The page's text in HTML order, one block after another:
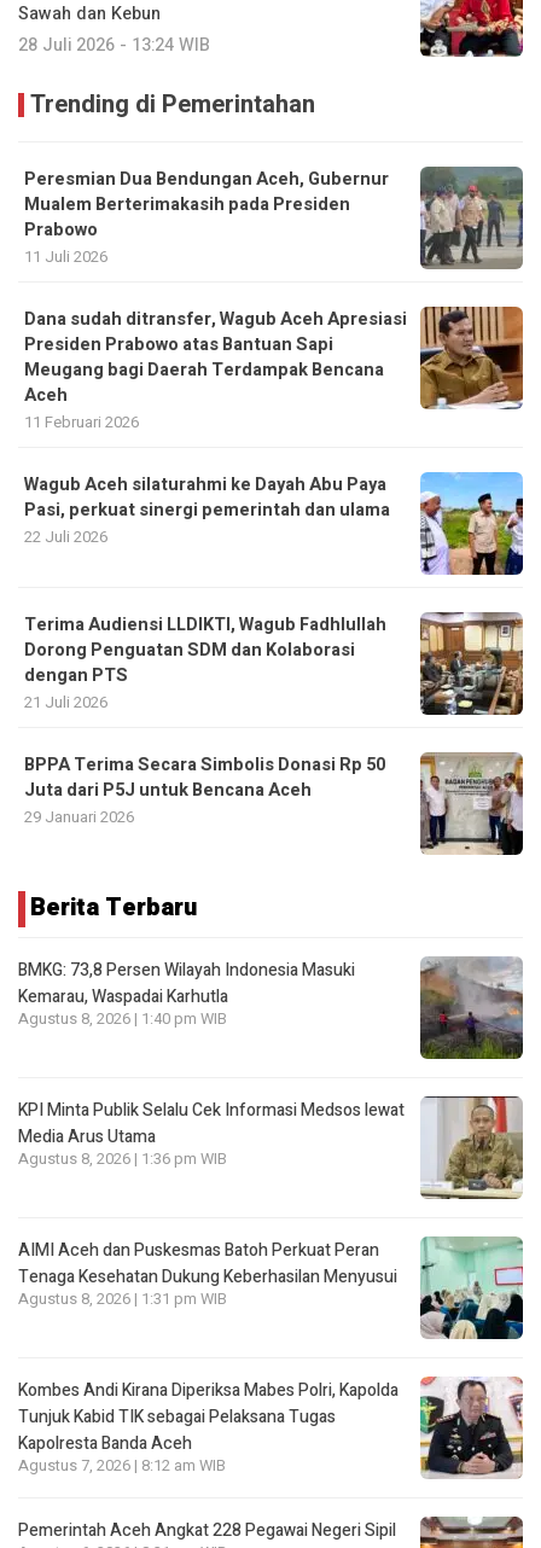
Sawah dan Kebun
28 Juli 2026 - 13:24 WIB
Trending di Pemerintahan
Peresmian Dua Bendungan Aceh, Gubernur
Mualem Berterimakasih pada Presiden
Prabowo
11 Juli 2026
Dana sudah ditransfer, Wagub Aceh Apresiasi
Presiden Prabowo atas Bantuan Sapi
Meugang bagi Daerah Terdampak Bencana
Aceh ‎
11 Februari 2026
Wagub Aceh silaturahmi ke Dayah Abu Paya
Pasi, perkuat sinergi pemerintah dan ulama
22 Juli 2026
Terima Audiensi LLDIKTI, Wagub Fadhlullah
Dorong Penguatan SDM dan Kolaborasi
dengan PTS
21 Juli 2026
BPPA Terima Secara Simbolis Donasi Rp 50
Juta dari P5J untuk Bencana Aceh
29 Januari 2026
Berita Terbaru
BMKG: 73,8 Persen Wilayah Indonesia Masuki
Kemarau, Waspadai Karhutla
Agustus 8, 2026 | 1:40 pm WIB
KPI Minta Publik Selalu Cek Informasi Medsos lewat
Media Arus Utama
Agustus 8, 2026 | 1:36 pm WIB
AIMI Aceh dan Puskesmas Batoh Perkuat Peran
Tenaga Kesehatan Dukung Keberhasilan Menyusui
Agustus 8, 2026 | 1:31 pm WIB
Kombes Andi Kirana Diperiksa Mabes Polri, Kapolda
Tunjuk Kabid TIK sebagai Pelaksana Tugas
Kapolresta Banda Aceh
Agustus 7, 2026 | 8:12 am WIB
Pemerintah Aceh Angkat 228 Pegawai Negeri Sipil